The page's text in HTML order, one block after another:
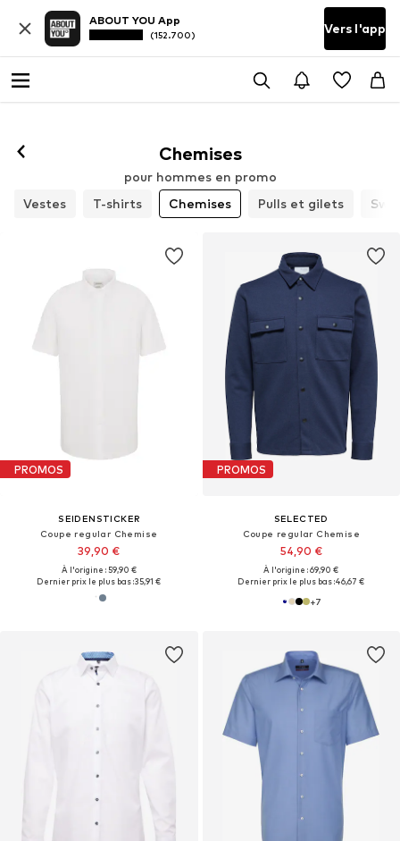
ABOUT YOU App
(152.700) Vers l'app
Chemises
pour hommes en promo
Vestes
T-shirts Chemises Pulls et gilets
PROMOS
SEIDENSTICKER
Coupe regular Chemise
39,90 €
À l'origine : 59,90 €
Dernier prix le plus bas :35,91 €
PROMOS
SELECTED
Coupe regular Chemise
54,90 €
À l'origine : 69,90 €
Dernier prix le plus bas :46,67 €
+7